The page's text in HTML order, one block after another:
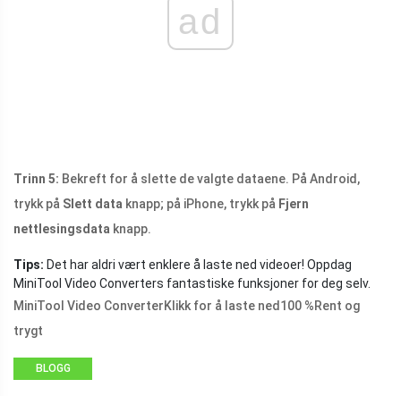
ad
Trinn 5: Bekreft for å slette de valgte dataene. På Android,
trykk på Slett data knapp; på iPhone, trykk på Fjern
nettlesingsdata knapp.
Tips: Det har aldri vært enklere å laste ned videoer! Oppdag
MiniTool Video Converters fantastiske funksjoner for deg selv.
MiniTool Video ConverterKlikk for å laste ned 100 %Rent og
trygt
BLOGG